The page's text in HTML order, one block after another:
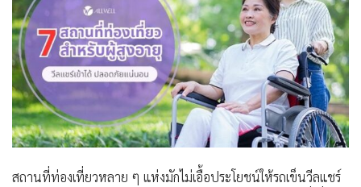
สถานที่ท่องเที่ยวหลาย ๆ แห่งมักไม่เอื้อประโยชน์ให้รถเข็นวีลแชร์